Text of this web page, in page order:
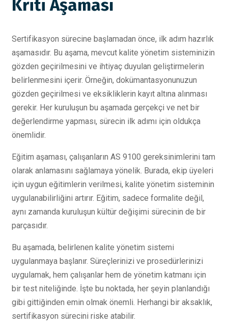
Kriti Aşaması
Sertifikasyon sürecine başlamadan önce, ilk adım hazırlık
aşamasıdır. Bu aşama, mevcut kalite yönetim sisteminizin
gözden geçirilmesini ve ihtiyaç duyulan geliştirmelerin
belirlenmesini içerir. Örneğin, dokümantasyonunuzun
gözden geçirilmesi ve eksikliklerin kayıt altına alınması
gerekir. Her kuruluşun bu aşamada gerçekçi ve net bir
değerlendirme yapması, sürecin ilk adımı için oldukça
önemlidir.
Eğitim aşaması, çalışanların AS 9100 gereksinimlerini tam
olarak anlamasını sağlamaya yönelik. Burada, ekip üyeleri
için uygun eğitimlerin verilmesi, kalite yönetim sisteminin
uygulanabilirliğini artırır. Eğitim, sadece formalite değil,
aynı zamanda kuruluşun kültür değişimi sürecinin de bir
parçasıdır.
Bu aşamada, belirlenen kalite yönetim sistemi
uygulanmaya başlanır. Süreçlerinizi ve prosedürlerinizi
uygulamak, hem çalışanlar hem de yönetim katmanı için
bir test niteliğinde. İşte bu noktada, her şeyin planlandığı
gibi gittiğinden emin olmak önemli. Herhangi bir aksaklık,
sertifikasyon sürecini riske atabilir.